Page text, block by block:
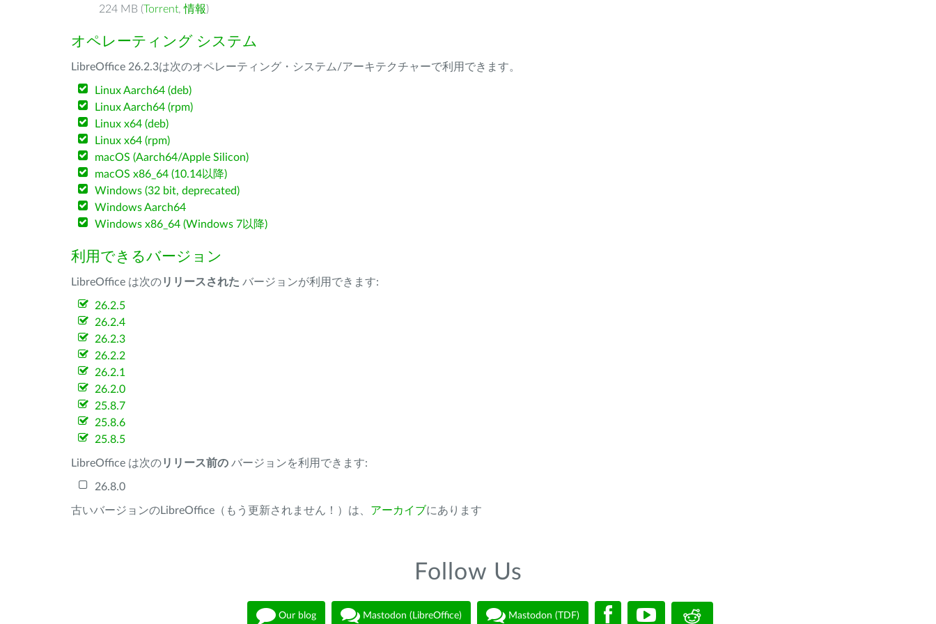
224 MB (Torrent,情報)
オペレーティング システム
LibreOffice 26.2.3は次のオペレーティング・システム/アーキテクチャーで利用できます。
Linux Aarch64 (deb)
Linux Aarch64 (rpm)
Linux x64 (deb)
Linux x64 (rpm)
macOS (Aarch64/Apple Silicon)
macOS x86_64 (10.14以降)
Windows (32 bit, deprecated)
Windows Aarch64
Windows x86_64 (Windows 7以降)
利用できるバージョン
LibreOffice は次のリリースされた バージョンが利用できます:
26.2.5
26.2.4
26.2.3
26.2.2
26.2.1
26.2.0
25.8.7
25.8.6
25.8.5
LibreOffice は次のリリース前の バージョンを利用できます:
26.8.0
古いバージョンのLibreOffice（もう更新されません！）は、 アーカイブにあります
Follow Us
Our blog Mastodon (LibreOffice) Mastodon (TDF)